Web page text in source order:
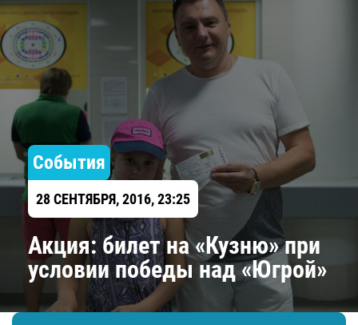
События
28 СЕНТЯБРЯ, 2016, 23:25
Акция: билет на «Кузню» при
условии победы над «Югрой»